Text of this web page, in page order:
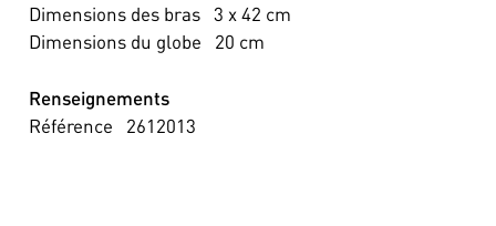
Dimensions des bras 3 x 42 cm
Dimensions du globe
20 cm
Renseignements
Référence
2612013